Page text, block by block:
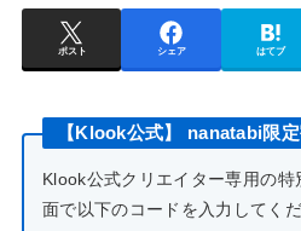
ポスト シェア はてブ
【Klook公式】 nanatabi限
Klook公式クリエイター専用の
面で以下のコードを入力してくだ